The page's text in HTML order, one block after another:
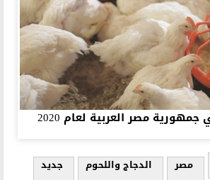
مصر العربية لعام 2020
مصر الدجاج واللحوم جديد